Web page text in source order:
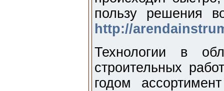
пользу решения
http://
Технологии в
строительных
годом